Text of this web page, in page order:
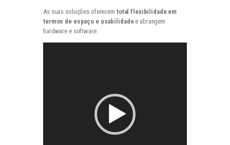
As suas soluções oferecem total flexibilidade em
termos de espaço e usabilidadee abrangem
hardware e software.